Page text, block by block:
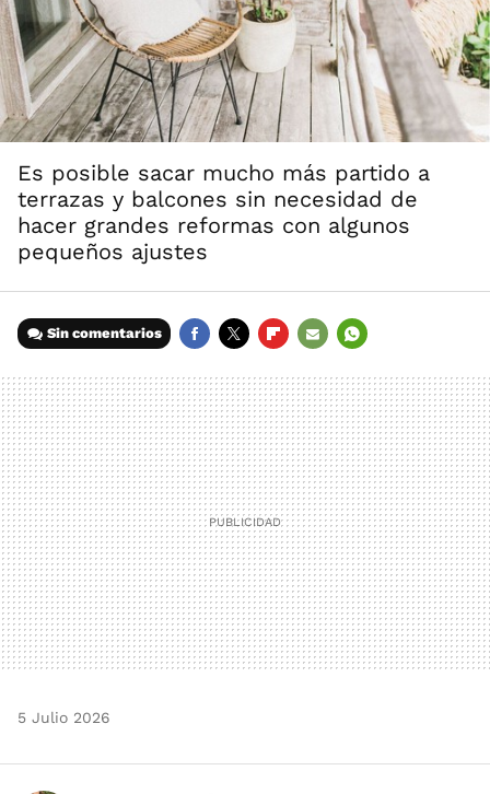
Es posible sacar mucho más partido a
terrazas y balcones sin necesidad de
hacer grandes reformas con algunos
pequeños ajustes
Sin comentarios
MAIL
5 Julio 2026